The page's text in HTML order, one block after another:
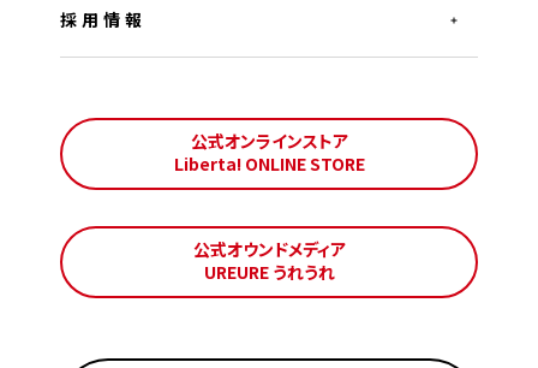
採用情報
公式オンラインストア
Liberta! ONLINE STORE
公式オウンドメディア
UREURE うれうれ